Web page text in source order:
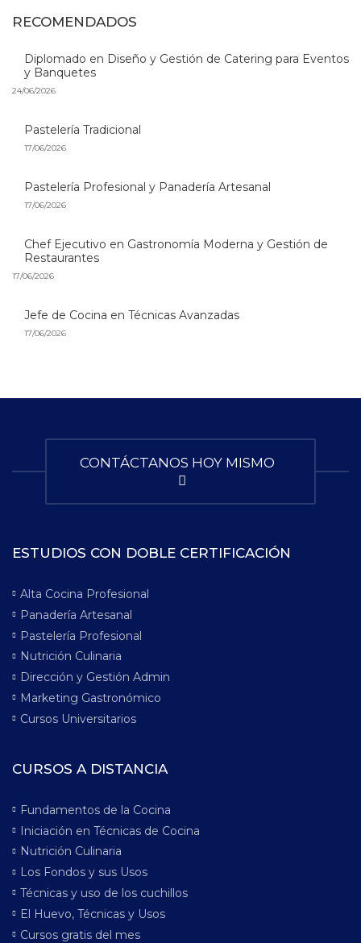
RECOMENDADOS
Diplomado en Diseño y Gestión de Catering para Eventos
y Banquetes
24/06/2026
Pastelería Tradicional
17/06/2026
Pastelería Profesional y Panadería Artesanal
17/06/2026
Chef Ejecutivo en Gastronomía Moderna y Gestión de
Restaurantes
17/06/2026
Jefe de Cocina en Técnicas Avanzadas
17/06/2026
CONTÁCTANOS HOY MISMO
ESTUDIOS CON DOBLE CERTIFICACIÓN
Alta Cocina Profesional
Panadería Artesanal
Pastelería Profesional
Nutrición Culinaria
Dirección y Gestión Admin
Marketing Gastronómico
Cursos Universitarios
CURSOS A DISTANCIA
Fundamentos de la Cocina
Iniciación en Técnicas de Cocina
Nutrición Culinaria
Los Fondos y sus Usos
Técnicas y uso de los cuchillos
El Huevo, Técnicas y Usos
Cursos gratis del mes